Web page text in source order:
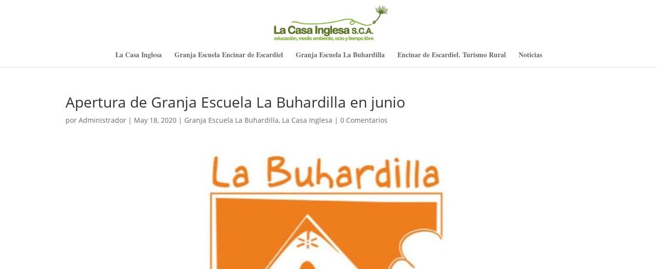
La Casa Inglesa Granja Escuela Encinar de Escardiel Granja Escuela La Buhardilla Encinar de Escardiel. Turismo Rural Noticias
Apertura de Granja Escuela La Buhardilla en junio
porAdministrador | May 18, 2020 | Granja Escuela La Buhardilla, La Casa Inglesa |0 Comentarios